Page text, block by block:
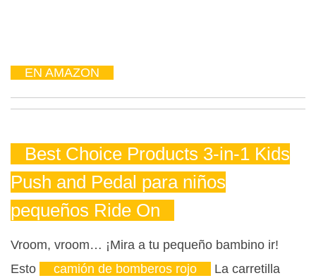
EN AMAZON
Best Choice Products 3-in-1 Kids
Push and Pedal para niños
pequeños Ride On
Vroom, vroom… ¡Mira a tu pequeño bambino ir!
Esto
camión de bomberos rojo La carretilla